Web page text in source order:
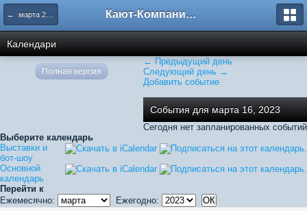
← марта 2023 Кают-Компания "Катера и Яхты"
Календари
← Предыдущий день
Следующий день →
Добавить событие
События для марта 16, 2023
Сегодня нет запланированных событий
Выберите календарь
Выставки и
бот-шоу
Основной
календарь
Перейти к
Ежемесячно:
Ежегодно:
Полная версия